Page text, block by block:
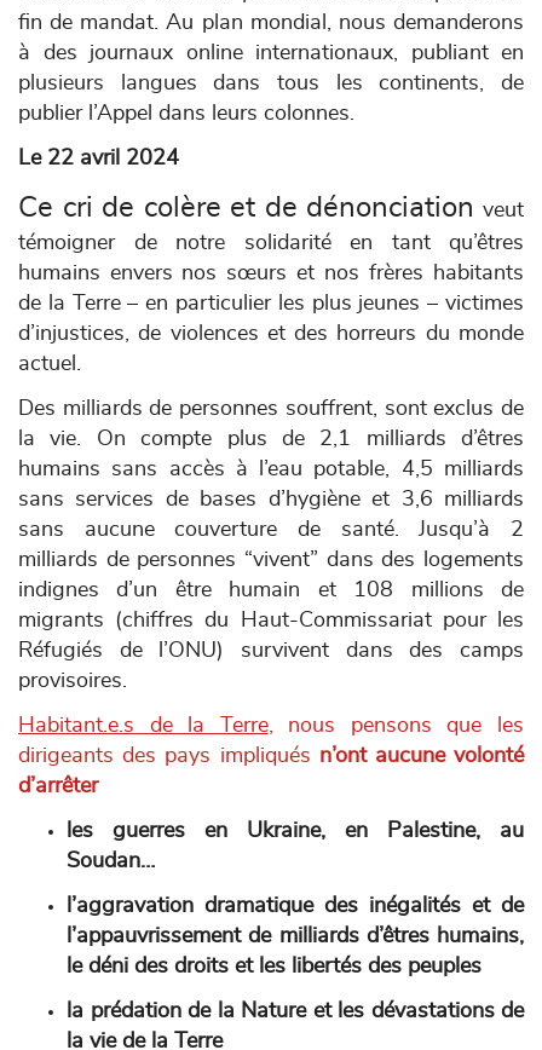
fin de mandat. Au plan mondial, nous demanderons
à des journaux online internationaux, publiant en
plusieurs langues dans tous les continents, de
publier l’Appel dans leurs colonnes.
Le 22 avril 2024
Ce cri de colère et de dénonciation veut
témoigner de notre solidarité en tant qu’êtres
humains envers nos sœurs et nos frères habitants
de la Terre – en particulier les plus jeunes – victimes
d’injustices, de violences et des horreurs du monde
actuel.
Des milliards de personnes souffrent, sont exclus de
la vie. On compte plus de 2,1 milliards d’êtres
humains sans accès à l’eau potable, 4,5 milliards
sans services de bases d’hygiène et 3,6 milliards
sans aucune couverture de santé. Jusqu’à 2
milliards de personnes “vivent” dans des logements
indignes d’un être humain et
108 millions de
migrants (chiffres du Haut-Commissariat pour les
Réfugiés de l’ONU) survivent dans des camps
provisoires.
Habitant.e.s de la Terre, nous pensons que les
dirigeants des pays impliqués n’ont aucune volonté
d’arrêter
les guerres en Ukraine, en Palestine, au
Soudan…
l’aggravation dramatique des inégalités et de
l’appauvrissement de milliards d’êtres humains,
le déni des droits et les libertés des peuples
la prédation de la Nature et les dévastations de
la vie de la Terre